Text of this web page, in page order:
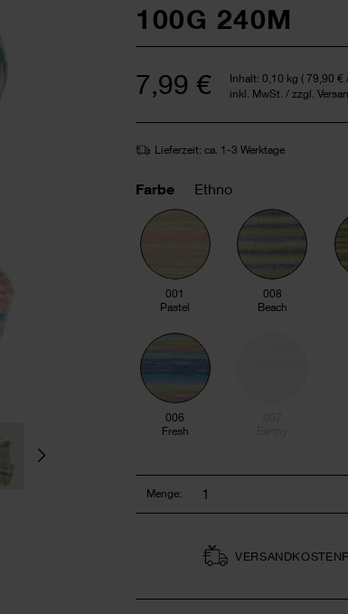
100G 240M
7,99 € Inhalt: 0,10 kg ( 79,90 €
inkl. MwSt. / zzgl.
Lieferzeit: ca. 1-3 Werktage
Farbe Ethno
001
Pastel
008
Beach
006
Fresh
Menge: